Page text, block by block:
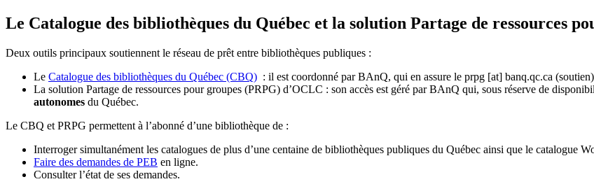
Le Catalogue des bibliothèques du Québec et la solution Partage de ressources
Deux outils principaux soutiennent le réseau de prêt entre bibliothèques publiques :
Le Catalogue des bibliothèques du Québec (CBQ) : il est coordonné par BAnQ, qui en assure le prpg [at] banq.qc.ca (soutien)
La solution Partage de ressources pour groupes (PRPG) d’OCLC : son accès est géré par BAnQ qui, sous réserve de
autonomes du Québec.
Le CBQ et PRPG permettent à l’abonné d’une bibliothèque de :
Interroger simultanément les catalogues de plus d’une centaine de bibliothèques publiques du Québec ainsi que le catalogue
Faire des demandes de PEB en ligne.
Consulter l’état de ses demandes.